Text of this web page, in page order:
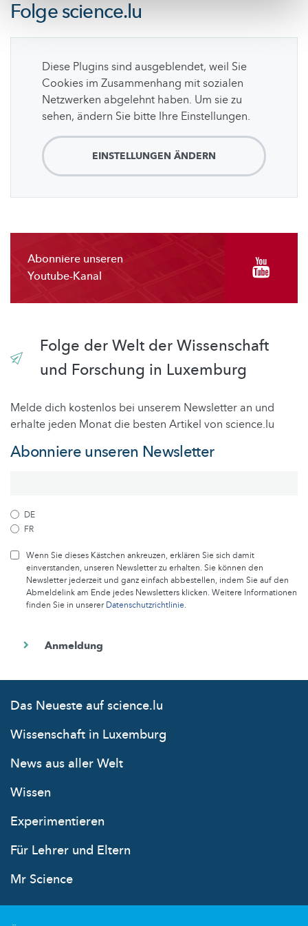
Folgescience.lu
Diese Plugins sind ausgeblendet, weil Sie
Cookies im Zusammenhang mit sozialen
Netzwerken abgelehnt haben. Um sie zu
sehen, ändern Sie bitte Ihre Einstellungen.
EINSTELLUNGEN ÄNDERN
Abonniere unseren
Youtube-Kanal
Folge der Welt der Wissenschaft
und Forschung in Luxemburg
Melde dich kostenlos bei unserem Newsletter an und
erhalte jeden Monat die besten Artikel von science.lu
Abonniere unseren Newsletter
DE
FR
Wenn Sie dieses Kästchen ankreuzen, erklären Sie sich damit
einverstanden, unseren Newsletter zu erhalten. Sie können den
Newsletter jederzeit und ganz einfach abbestellen, indem Sie auf den
Abmeldelink am Ende jedes Newsletters klicken. Weitere Informationen
finden Sie in unsererDatenschutzrichtlinie.
Das Neueste auf science.lu
Wissenschaft in Luxemburg
News aus aller Welt
Wissen
Experimentieren
Für Lehrer und Eltern
Mr Science